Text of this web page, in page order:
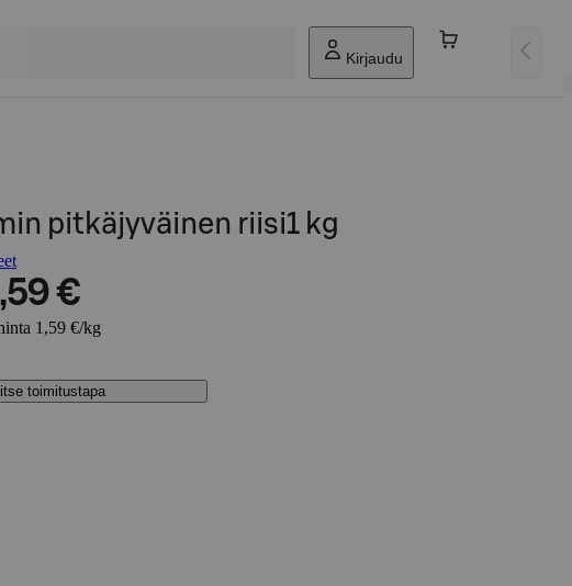
Kirjaudu
pitkäjyväinen riisi1 kg
€
1,59 €/kg
toimitustapa